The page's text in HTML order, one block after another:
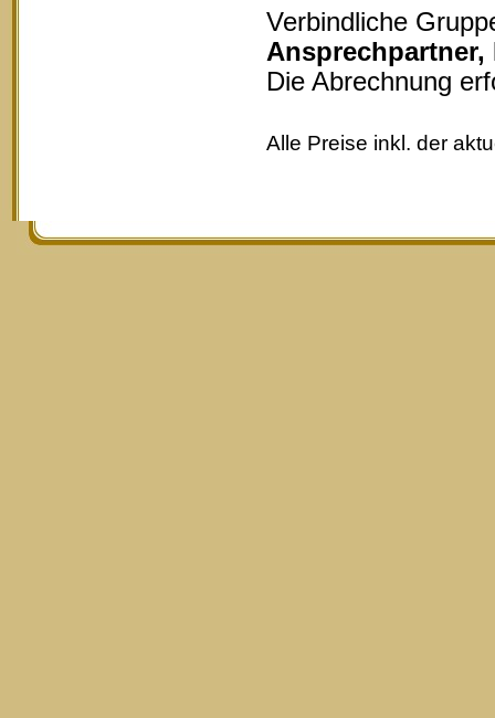
Verbindliche
Die Abrechnung
Alle Preise inkl. der